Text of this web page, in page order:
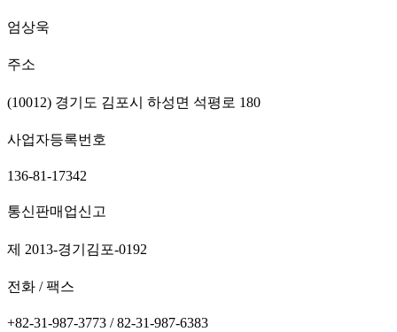
엄상욱
주소
(10012) 경기도 김포시 하성면 석평로 180
사업자등록번호
136-81-17342
통신판매업신고
제 2013-경기김포-0192
전화 / 팩스
+82-31-987-3773 / 82-31-987-6383